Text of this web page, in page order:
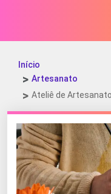
Início
Artesanato
Ateliê de